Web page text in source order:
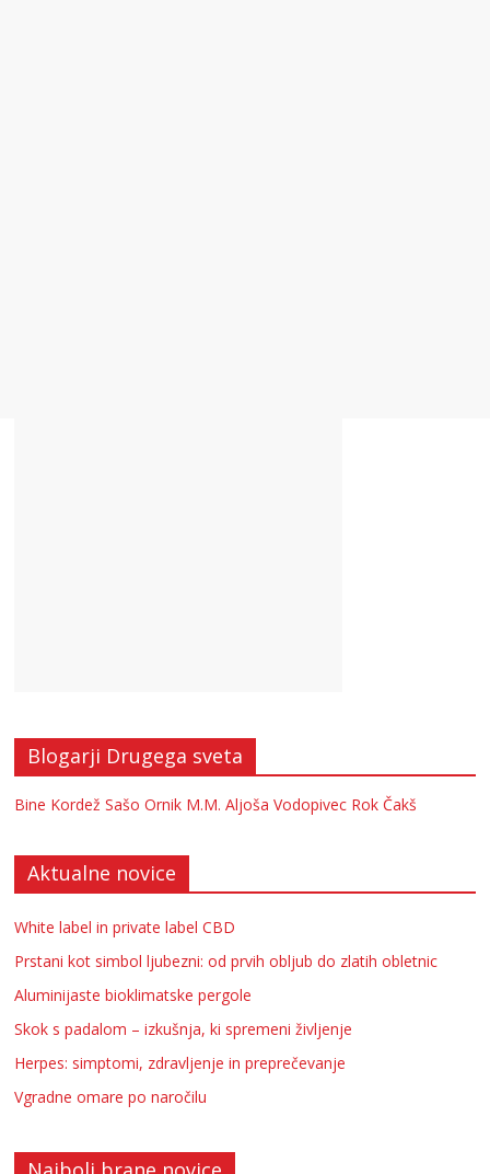
Blogarji Drugega sveta
Bine Kordež Sašo Ornik M.M. Aljoša Vodopivec Rok Čakš
Aktualne novice
White label in private label CBD
Prstani kot simbol ljubezni: od prvih obljub do zlatih obletnic
Aluminijaste bioklimatske pergole
Skok s padalom – izkušnja, ki spremeni življenje
Herpes: simptomi, zdravljenje in preprečevanje
Vgradne omare po naročilu